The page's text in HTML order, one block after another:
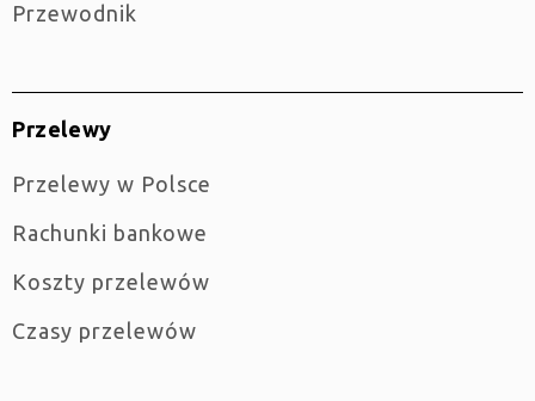
Przewodnik
Przelewy
Przelewy w Polsce
Rachunki bankowe
Koszty przelewów
Czasy przelewów